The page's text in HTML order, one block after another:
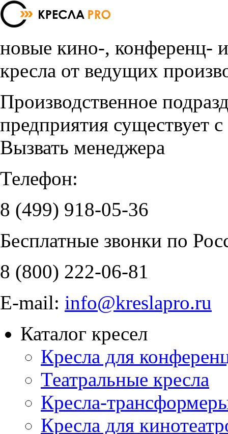
новые кино-, конференц-
кресла от ведущих
Производственное
предприятия существует
Вызвать менеджера
Телефон:
8 (499) 918-05-36
Бесплатные звонки по
8 (800) 222-06-81
E-mail: info@kreslapro.ru
Каталог кресел
Кресла для
Театральные кресла
Кресла-
Кресла для